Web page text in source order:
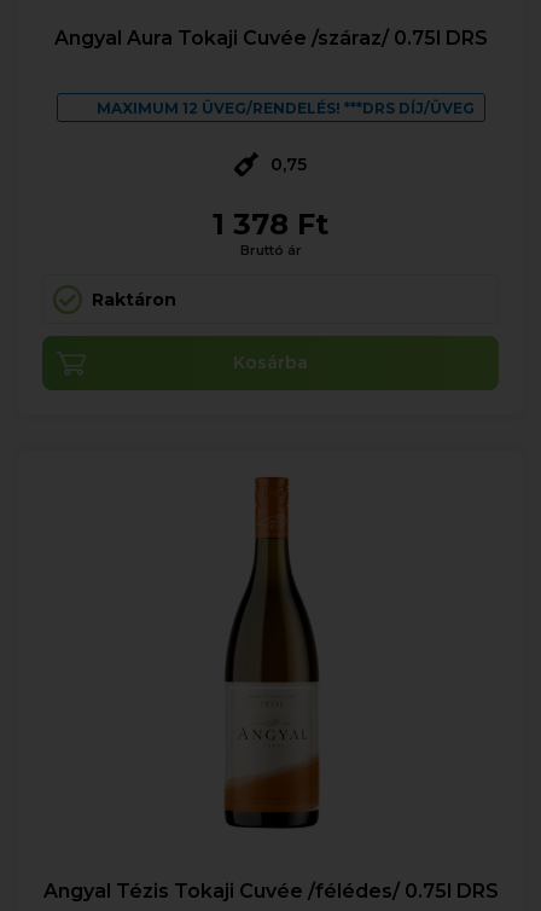
Angyal Aura Tokaji Cuvée /száraz/ 0.75l DRS
MAXIMUM 12 ÜVEG/RENDELÉS! ***DRS DÍJ/ÜVEG
0,75
1 378 Ft
Bruttó ár
Raktáron
Kosárba
Angyal Tézis Tokaji Cuvée /félédes/ 0.75l DRS